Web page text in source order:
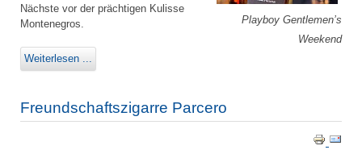
Playboy Gentlemen’s
Weekend
Nächste vor der prächtigen Kulisse
Montenegros.
Weiterlesen ...
Freundschaftszigarre Parcero